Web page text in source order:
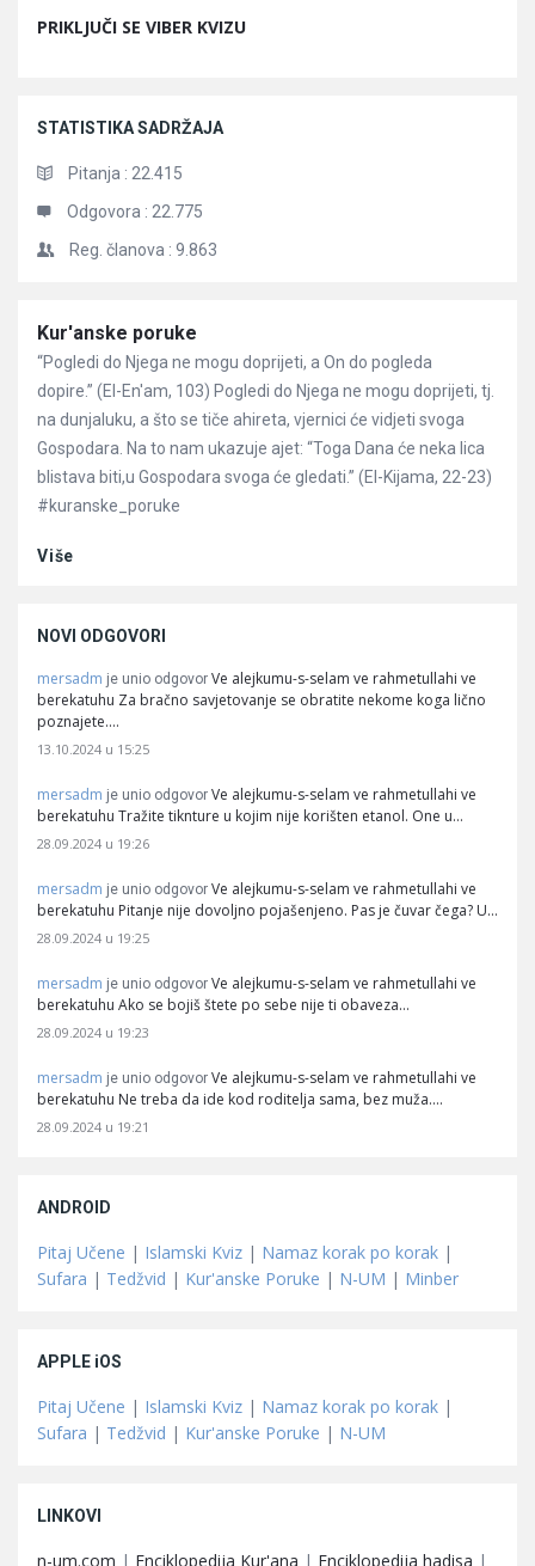
PRIKLJUČI SE VIBER KVIZU
STATISTIKA SADRŽAJA
Pitanja : 22.415
Odgovora : 22.775
Reg. članova : 9.863
Članci
Kur'anske poruke
“Pogledi do Njega ne mogu doprijeti, a On do pogleda
dopire.” (El-En'am, 103) Pogledi do Njega ne mogu doprijeti, tj.
na dunjaluku, a što se tiče ahireta, vjernici će vidjeti svoga
Gospodara. Na to nam ukazuje ajet: “Toga Dana će neka lica
blistava biti,u Gospodara svoga će gledati.” (El-Kijama, 22-23)
#kuranske_poruke
Više
NOVI ODGOVORI
mersadm je unio odgovor Ve alejkumu-s-selam ve rahmetullahi ve
berekatuhu Za bračno savjetovanje se obratite nekome koga lično
poznajete.…
13.10.2024 u 15:25
mersadm je unio odgovor Ve alejkumu-s-selam ve rahmetullahi ve
berekatuhu Tražite tiknture u kojim nije korišten etanol. One u…
28.09.2024 u 19:26
mersadm je unio odgovor Ve alejkumu-s-selam ve rahmetullahi ve
berekatuhu Pitanje nije dovoljno pojašenjeno. Pas je čuvar čega? U…
28.09.2024 u 19:25
mersadm je unio odgovor Ve alejkumu-s-selam ve rahmetullahi ve
berekatuhu Ako se bojiš štete po sebe nije ti obaveza…
28.09.2024 u 19:23
mersadm je unio odgovor Ve alejkumu-s-selam ve rahmetullahi ve
berekatuhu Ne treba da ide kod roditelja sama, bez muža.…
28.09.2024 u 19:21
ANDROID
Pitaj Učene | Islamski Kviz | Namaz korak po korak |
Sufara | Tedžvid | Kur'anske Poruke | N-UM | Minber
APPLE iOS
Pitaj Učene | Islamski Kviz | Namaz korak po korak |
Sufara | Tedžvid | Kur'anske Poruke | N-UM
LINKOVI
n-um.com | Enciklopedija Kur'ana | Enciklopedija hadisa |